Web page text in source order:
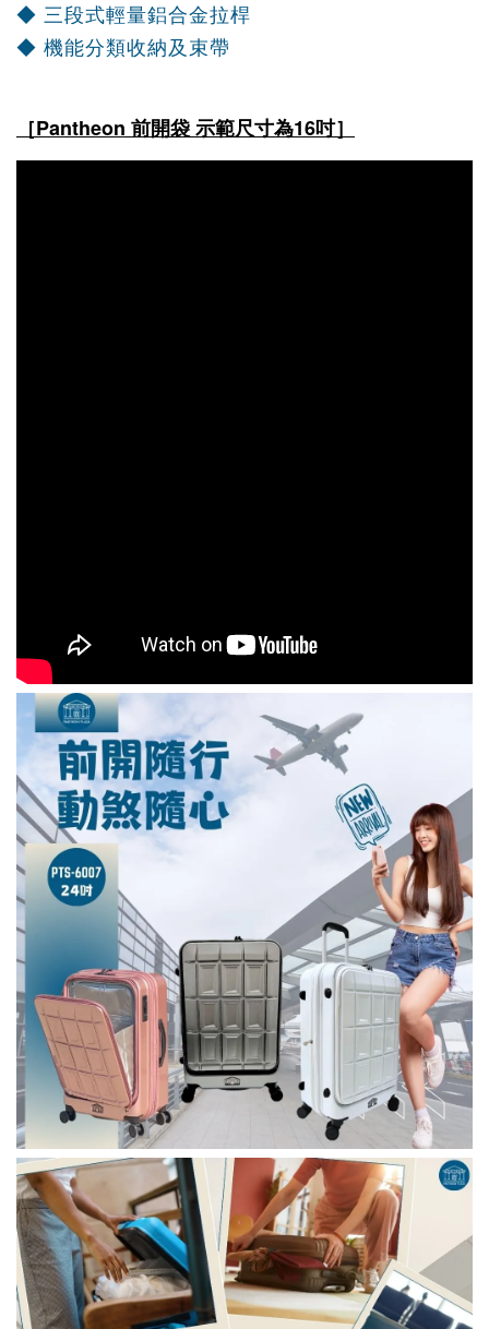
◆ 三段式輕量鋁合金拉桿
◆ 機能分類收納及束帶
［Pantheon 前開袋 示範尺寸為16吋］